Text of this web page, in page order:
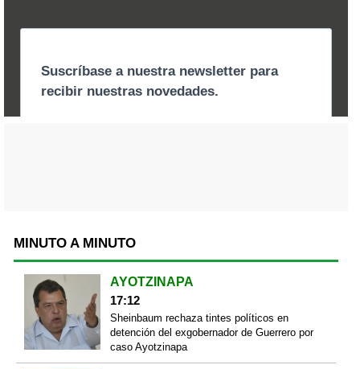
MINUTO A MINUTO
AYOTZINAPA
17:12
Sheinbaum rechaza tintes políticos en
detención del exgobernador de Guerrero por
caso Ayotzinapa